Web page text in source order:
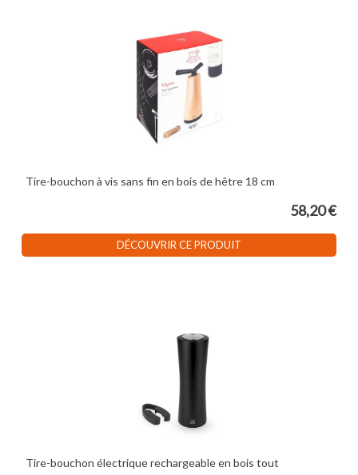
Tire-bouchon à vis sans fin en bois de hêtre 18 cm
58,20 €
DÉCOUVRIR CE PRODUIT
Tire-bouchon électrique rechargeable en bois tout